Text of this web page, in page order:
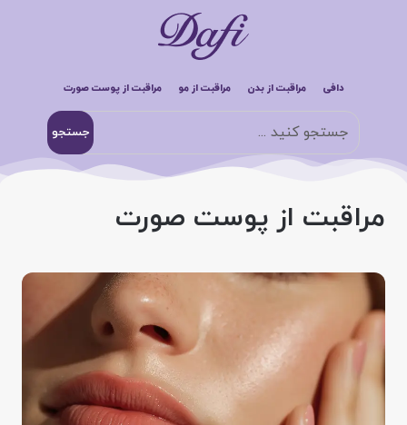
دافی مراقبت از بدن مراقبت از مو مراقبت از پوست صورت
جستجو
مراقبت از پوست صورت